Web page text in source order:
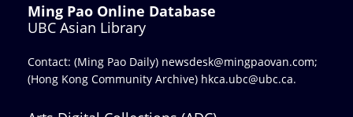
Ming Pao Online Database
UBC Asian Library
Contact: (Ming Pao Daily) newsdesk@mingpaovan.com;
(Hong Kong Community Archive) hkca.ubc@ubc.ca.